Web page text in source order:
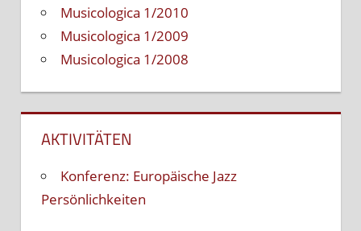
Musicologica 1/2010
Musicologica 1/2009
Musicologica 1/2008
AKTIVITÄTEN
Konferenz: Europäische Jazz
Persönlichkeiten